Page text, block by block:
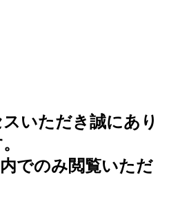
いただき誠にあり
でのみ閲覧いただ